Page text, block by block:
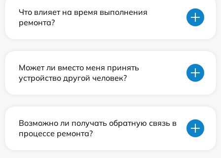
Что влияет на время выполнения
ремонта?
Может ли вместо меня принять
устройство другой человек?
Возможно ли получать обратную связь в
процессе ремонта?